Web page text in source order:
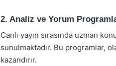
2. Analiz ve Yorum
Canlı yayın sırasında uzman
sunulmaktadır. Bu programlar,
kazandırır.